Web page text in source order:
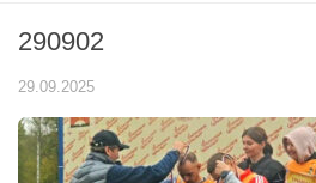
290902
29.09.2025